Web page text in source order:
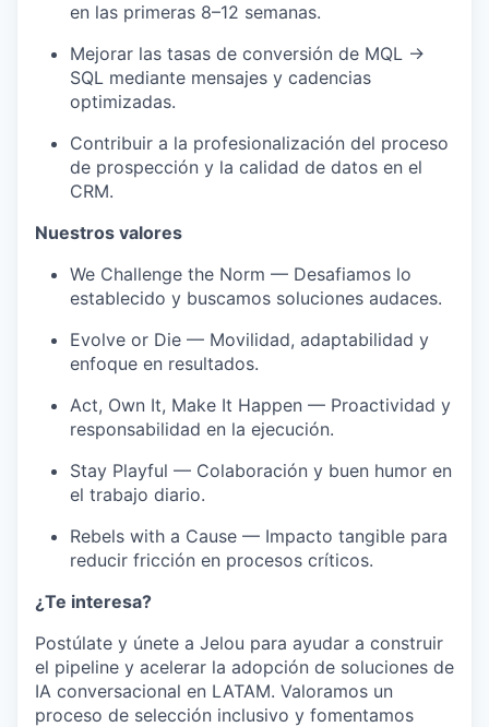
en las primeras 8–12 semanas.
Mejorar las tasas de conversión de MQL →
SQL mediante mensajes y cadencias
optimizadas.
Contribuir a la profesionalización del proceso
de prospección y la calidad de datos en el
CRM.
Nuestros valores
We Challenge the Norm — Desafiamos lo
establecido y buscamos soluciones audaces.
Evolve or Die — Movilidad, adaptabilidad y
enfoque en resultados.
Act, Own It, Make It Happen — Proactividad y
responsabilidad en la ejecución.
Stay Playful — Colaboración y buen humor en
el trabajo diario.
Rebels with a Cause — Impacto tangible para
reducir fricción en procesos críticos.
¿Te interesa?
Postúlate y únete a Jelou para ayudar a construir
el pipeline y acelerar la adopción de soluciones de
IA conversacional en LATAM. Valoramos un
proceso de selección inclusivo y fomentamos